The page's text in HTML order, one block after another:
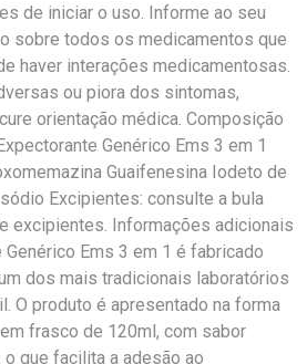
de iniciar o uso. Informe ao seu
sobre todos os medicamentos que
haver interações medicamentosas.
ou piora dos sintomas,
orientação médica. Composição
Genérico Ems 3 em 1
Guaifenesina Iodeto de
Excipientes: consulte a bula
excipientes. Informações adicionais
Ems 3 em 1 é fabricado
dos mais tradicionais laboratórios
O produto é apresentado na forma
frasco de 120ml, com sabor
que facilita a adesão ao